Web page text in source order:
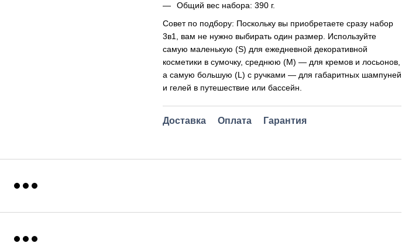
Общий вес набора: 390 г.
Совет по подбору: Поскольку вы приобретаете сразу набор
3в1, вам не нужно выбирать один размер. Используйте
самую маленькую (S) для ежедневной декоративной
косметики в сумочку, среднюю (M) — для кремов и лосьонов,
а самую большую (L) с ручками — для габаритных шампуней
и гелей в путешествие или бассейн.
Доставка Оплата Гарантия